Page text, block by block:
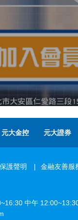
元大金控 元大證券
護聲明 金融友善服
中午